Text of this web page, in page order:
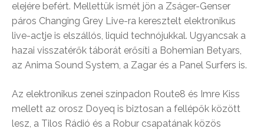
elejére befért. Mellettük ismét jön a Zságer-Genser
páros Changing Grey Live-ra keresztelt elektronikus
live-actje is elszállós, liquid technójukkal. Ugyancsak a
hazai visszatérők táborát erősíti a Bohemian Betyars,
az Anima Sound System, a Zagar és a Panel Surfers is.
Az elektronikus zenei színpadon Route8 és Imre Kiss
mellett az orosz Doyeq is biztosan a fellépők között
lesz, a Tilos Rádió és a Robur csapatának közös